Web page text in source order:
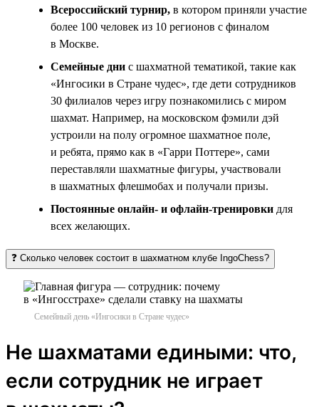
Всероссийский турнир, в котором приняли участие
более 100 человек из 10 регионов с финалом
в Москве.
Семейные дни с шахматной тематикой, такие как
«Ингосики в Стране чудес», где дети сотрудников
30 филиалов через игру познакомились с миром
шахмат. Например, на московском фэмили дэй
устроили на полу огромное шахматное поле,
и ребята, прямо как в «Гарри Поттере», сами
переставляли шахматные фигуры, участвовали
в шахматных флешмобах и получали призы.
Постоянные онлайн- и офлайн-тренировки для
всех желающих.
❓ Сколько человек состоит в шахматном клубе IngoChess?
Семейный день «Ингосики в Стране чудес»
Не шахматами едиными: что,
если сотрудник не играет